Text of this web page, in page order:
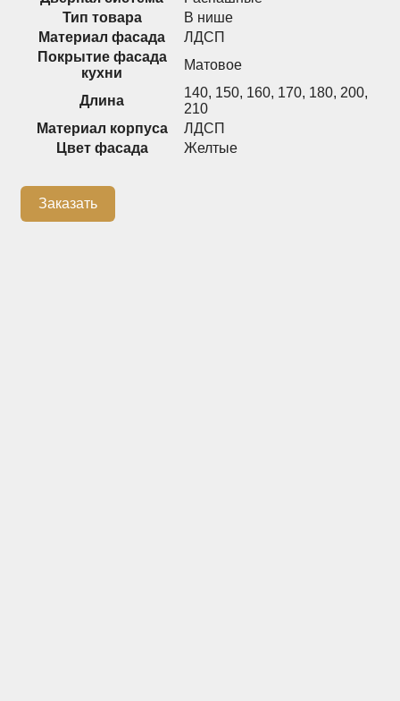
+7 (926) 192-03-75
Доставка
Сотрудничество
Блог
Тип товара
В нише
Материал фасада
ЛДСП
Покрытие фасада
кухни
Матовое
Длина
140, 150, 160, 170, 180, 200,
210
Материал корпуса
ЛДСП
Цвет фасада
Желтые
Заказать